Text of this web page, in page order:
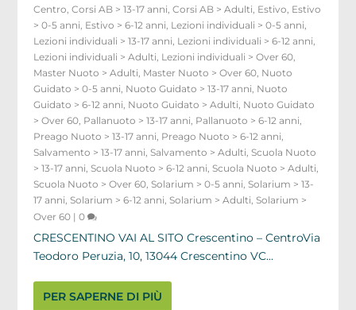
Centro ,Corsi AB > 13-17 anni ,Corsi AB > Adulti Estivo Estivo
> 0-5 anni Estivo > 6-12 anni Lezioni individuali > 0-5 anni
Lezioni individuali > 13-17 anni Lezioni individuali > 6-12 anni
Lezioni individuali > Adulti Lezioni individuali > Over 60
Master Nuoto > Adulti Master Nuoto > Over 60 Nuoto
Guidato > 0-5 anni Nuoto Guidato > 13-17 anni Nuoto
Guidato > 6-12 anni Nuoto Guidato > Adulti Nuoto Guidato
> Over 60 Pallanuoto > 13-17 anni Pallanuoto > 6-12 anni
Preago Nuoto > 13-17 anni Preago Nuoto > 6-12 anni
Salvamento > 13-17 anni ,Salvamento > Adulti ,Scuola Nuoto
> 13-17 anni ,Scuola Nuoto > 6-12 anni ,Scuola Nuoto > Adulti
Scuola Nuoto > Over 60 ,Solarium > 0-5 anni ,Solarium > 13-
17 anni ,Solarium > 6-12 anni ,Solarium > Adulti ,Solarium >
Over 60 |0
CRESCENTINO VAI AL SITO Crescentino – CentroVia
Teodoro Peruzia, 10, 13044 Crescentino VC...
PER SAPERNE DI PIÙ